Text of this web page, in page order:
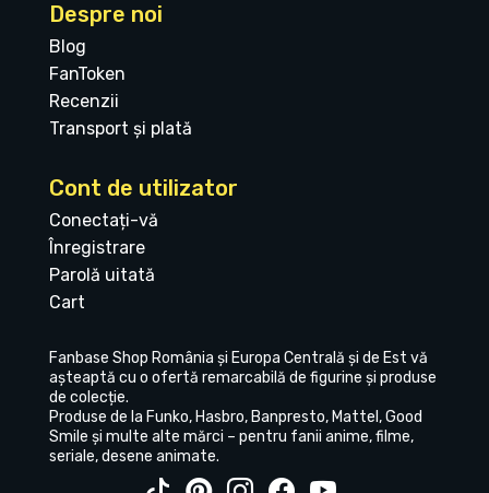
Despre noi
Blog
FanToken
Recenzii
Transport și plată
Cont de utilizator
Conectați-vă
Înregistrare
Parolă uitată
Cart
Fanbase Shop România și Europa Centrală și de Est vă
așteaptă cu o ofertă remarcabilă de figurine și produse
de colecție.
Produse de la Funko, Hasbro, Banpresto, Mattel, Good
Smile și multe alte mărci – pentru fanii anime, filme,
seriale, desene animate.